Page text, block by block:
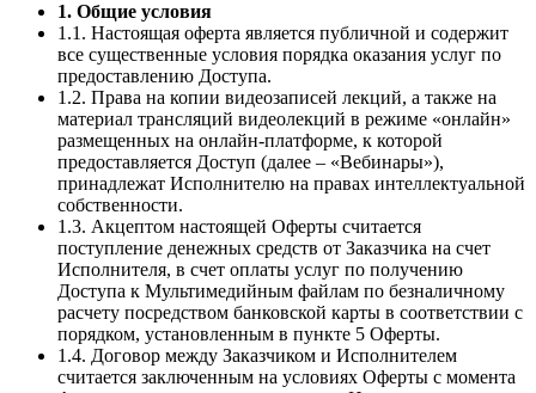
1. Общие условия
1.1. Настоящая оферта является публичной и содержит
все существенные условия порядка оказания услуг по
предоставлению Доступа.
1.2. Права на копии видеозаписей лекций, а также на
материал трансляций видеолекций в режиме «онлайн»
размещенных на онлайн-платформе, к которой
предоставляется Доступ (далее – «Вебинары»),
принадлежат Исполнителю на правах интеллектуальной
собственности.
1.3. Акцептом настоящей Оферты считается
поступление денежных средств от Заказчика на счет
Исполнителя, в счет оплаты услуг по получению
Доступа к Мультимедийным файлам по безналичному
расчету посредством банковской карты в соответствии с
порядком, установленным в пункте 5 Оферты.
1.4. Договор между Заказчиком и Исполнителем
считается заключенным на условиях Оферты с момента